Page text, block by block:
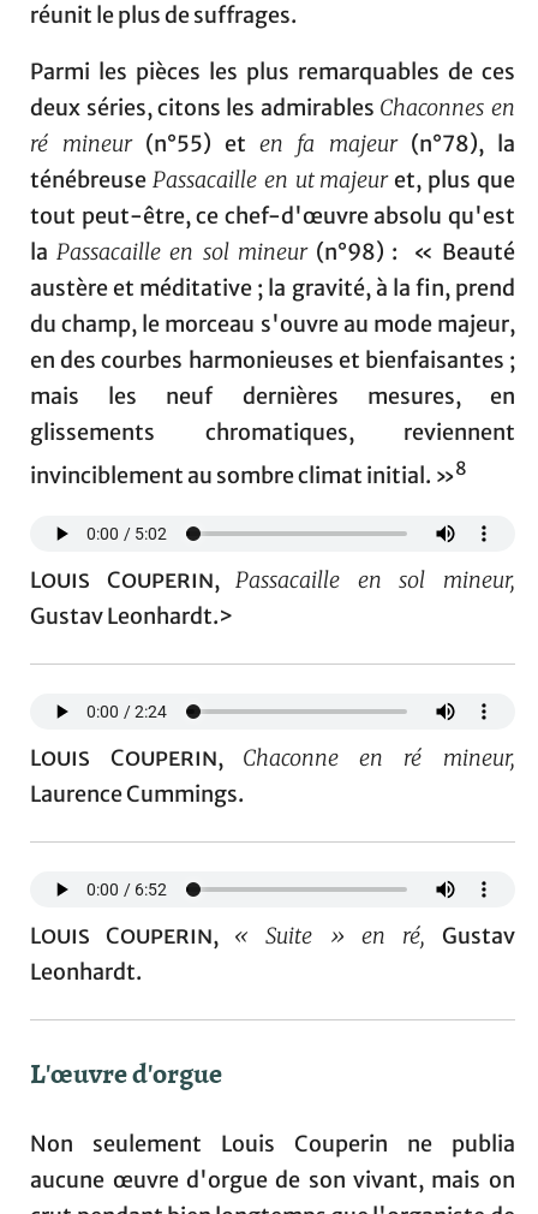
réunit le plus de suffrages.
Parmi les pièces les plus remarquables de ces
deux séries, citons les admirables Chaconnes en
ré mineur(n°55) et en fa majeur(n°78), la
ténébreusePassacaille en ut majeuret, plus que
tout peut-être, ce chef-d'œuvre absolu qu'est
la Passacaille en sol mineur(n°98) : « Beauté
austère et méditative ; la gravité, à la fin, prend
du champ, le morceau s'ouvre au mode majeur,
en des courbes harmonieuses et bienfaisantes ;
mais les neuf dernières mesures, en
glissements chromatiques, reviennent
invinciblement au sombre climat initial. »8
Louis Couperin,Passacaille en sol mineur,
Gustav Leonhardt.>
Louis Couperin, Chaconne en ré mineur,
Laurence Cummings.
Louis Couperin, « Suite » en ré, Gustav
Leonhardt.
L'œuvre d'orgue
Non seulement Louis Couperin ne publia
aucune œuvre d'orgue de son vivant, mais on